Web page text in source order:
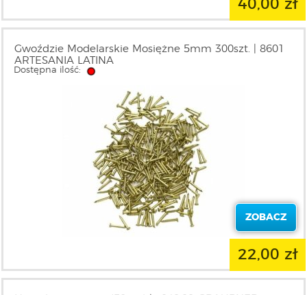
40,00 zł
Gwoździe Modelarskie Mosiężne 5mm 300szt. | 8601
ARTESANIA LATINA
Dostępna ilość:
ZOBACZ
22,00 zł